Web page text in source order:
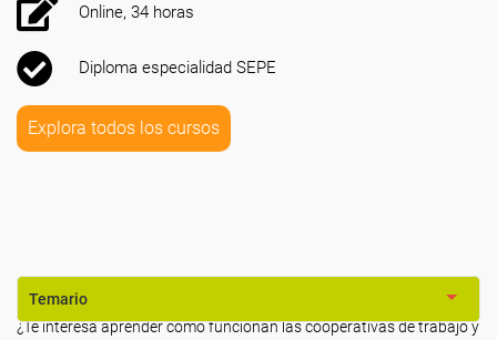
Online, 34 horas
Diploma especialidad SEPE
Explora todos los cursos
Temario
¿Te interesa aprender cómo funcionan las cooperativas de trabajo y